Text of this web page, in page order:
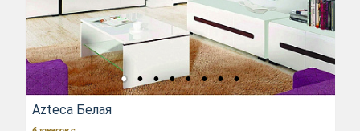
Azteca Белая